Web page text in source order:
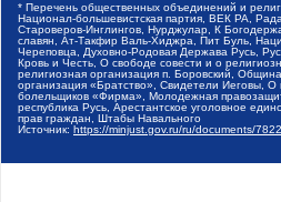
* Перечень общественных объединений и
Национал-большевистская партия, ВЕК РА,
Староверов-Инглингов, Нурджулар, К
славян, Ат-Такфир Валь-Хиджра, Пит Буль,
Череповца, Духовно-Родовая Держава Русь,
Кровь и Честь, О свободе совести и о
религиозная организация п. Боровский,
организация «Братство», Свидетели Иеговы,
болельщиков «Фирма», Молодежная
республика Русь, Арестантское уголовное
прав граждан, Штабы Навального
Источник: https://minjust.gov.ru/ru/documents/